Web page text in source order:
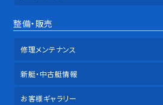
整備・販売
修理メンテナンス
新艇・中古艇情報
お客様ギャラリー